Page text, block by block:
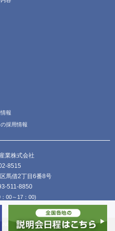
報
採用情報
業株式会社
8515
馬借2丁目6番8号
511-8850
00～17：00)
511-8838
Co.,Ltd. all Rights Reserved.